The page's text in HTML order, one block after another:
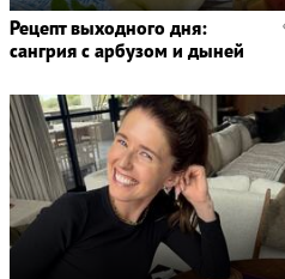
Рецепт выходного дня:
сангрия с арбузом и дыней